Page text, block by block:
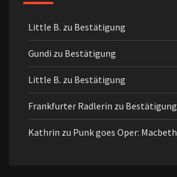
Little B. zu Bestätigung
Gundi zu Bestätigung
Little B. zu Bestätigung
Frankfurter Radlerin zu Bestätigung
Kathrin zu Punk goes Oper: Macbeth